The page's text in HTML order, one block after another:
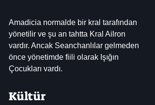
Amadicia normalde bir kral tarafından
yönetilir ve şu an tahtta Kral Ailron
vardır. Ancak Seanchanlılar gelmeden
önce yönetimde fiili olarak Işığın
Çocukları vardı.
Kültür